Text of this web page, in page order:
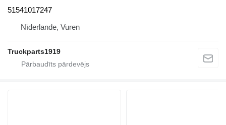
51541017247
Nīderlande, Vuren
Truckparts1919